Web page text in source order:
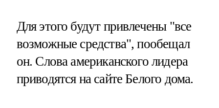
Для этого будут привлечены "все
возможные средства", пообещал
он. Слова американского лидера
приводятся на сайте Белого дома.